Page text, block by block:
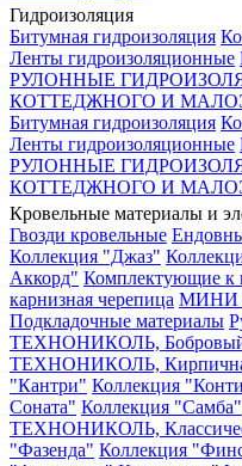
Гидроизоляция
Битумная гидроизоляция
Ленты гидроизоляционные
РУЛОННЫЕ
КОТТЕДЖНОГО И
Битумная гидроизоляция
Ленты гидроизоляционные
РУЛОННЫЕ
КОТТЕДЖНОГО И
Кровельные материалы и
Гвозди кровельные
Коллекция "Джаз"
Аккорд" Комплектующие к
карнизная черепица МИНИ
Подкладочные материалы
ТЕХНОНИКОЛЬ, Бобровый
ТЕХНОНИКОЛЬ,
"Кантри" Коллекция
Соната" Коллекция "Самба"
ТЕХНОНИКОЛЬ,
"Фазенда" Коллекция